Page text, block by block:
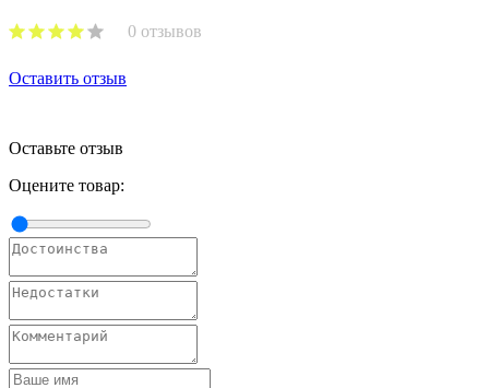
0 отзывов
Оставить отзыв
Оставьте отзыв
Оцените товар: